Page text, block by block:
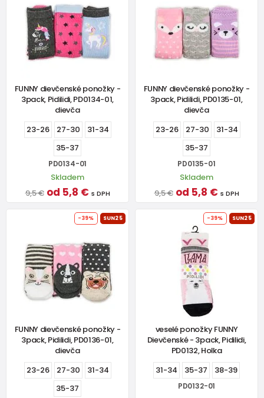
FUNNY dievčenské ponožky -
3pack, Pidilidi, PD0134-01,
dievča
23-26
27-30
31-34
35-37
PD0134-01
Skladem
9,5 € od 5,8 € s DPH
FUNNY dievčenské ponožky -
3pack, Pidilidi, PD0135-01,
dievča
23-26
27-30
31-34
35-37
PD0135-01
Skladem
9,5 € od 5,8 € s DPH
-39% SUN25
FUNNY dievčenské ponožky -
3pack, Pidilidi, PD0136-01,
dievča
23-26
27-30
31-34
35-37
-39% SUN25
veselé ponožky FUNNY
Dievčenské - 3pack, Pidilidi,
PD0132, Holka
31-34
35-37 38-39
PD0132-01